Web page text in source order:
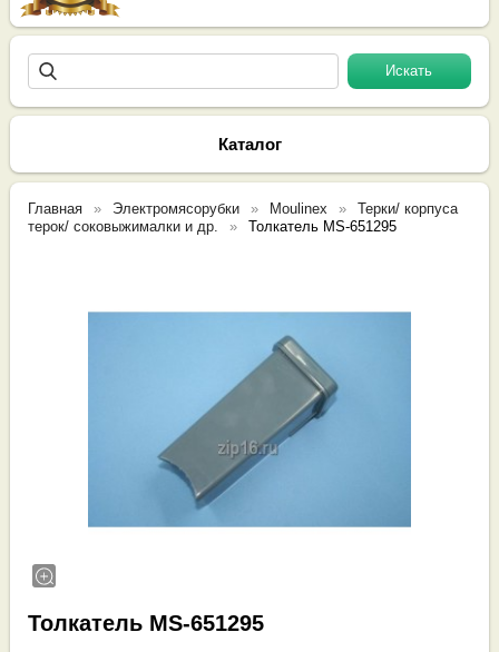
Каталог
Главная Электромясорубки Moulinex
Терки/ корпуса
терок/ соковыжималки и др.
Толкатель MS-651295
Толкатель MS-651295